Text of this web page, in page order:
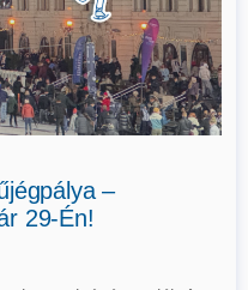
–
29-Én!